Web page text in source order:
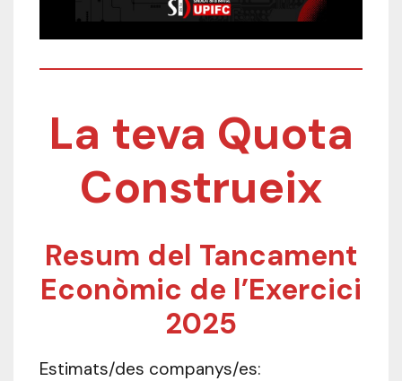
La teva Quota
Construeix
Resum del Tancament
Econòmic de l’Exercici
2025
Estimats/des companys/es: